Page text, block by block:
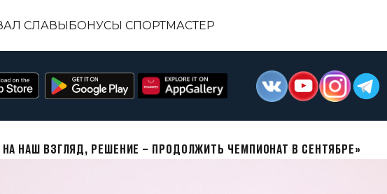
СЛАВЫБОНУСЫ СПОРТМАСТЕР
НАШ ВЗГЛЯД, РЕШЕНИЕ – ПРОДОЛЖИТЬ ЧЕМПИОНАТ В СЕНТЯБРЕ»